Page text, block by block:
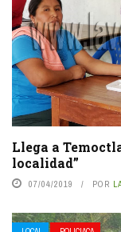
Llega a
localidad”
07/04/2019 POR